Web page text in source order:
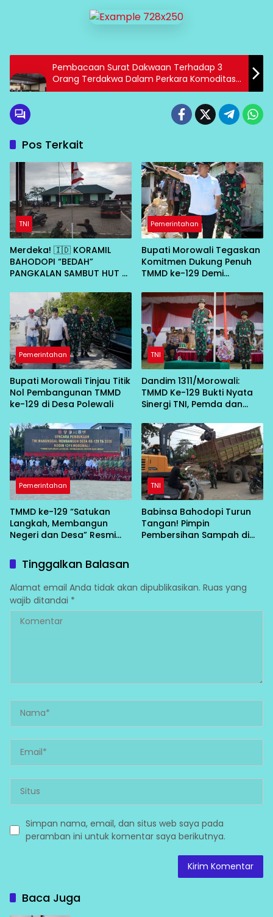
Pembacaan Surat Dakwaan Terhadap 3
Orang Terdakwa Dalam Perkara Komoditas
Timah
Pos Terkait
TNI
Merdeka! 🇮🇩 KORAMIL
BAHODOPI “BEDAH”
PANGKALAN SAMBUT HUT RI
Pemerintahan
Bupati Morowali Tegaskan
Komitmen Dukung Penuh
TMMD ke-129 Demi
Desa
Pemerintahan
Bupati Morowali Tinjau Titik
Nol Pembangunan TMMD
ke-129 di Desa Polewali
TNI
Dandim 1311/Morowali:
TMMD Ke-129 Bukti Nyata
Sinergi TNI, Pemda dan
dari Desa
Pemerintahan
TMMD ke-129 “Satukan
Langkah, Membangun
Negeri dan Desa” Resmi
TNI
Babinsa Bahodopi Turun
Tangan! Pimpin
Pembersihan Sampah di
Tinggalkan Balasan
Alamat email Anda tidak akan dipublikasikan. Ruas yang
wajib ditandai *
Simpan nama, email, dan situs web saya pada
peramban ini untuk komentar saya berikutnya.
Baca Juga